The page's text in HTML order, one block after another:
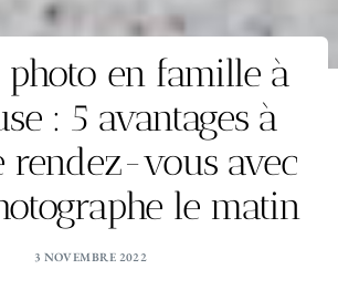
photo en famille à
: 5 avantages à
rendez-vous avec
le matin
3 NOVEMBRE 2022